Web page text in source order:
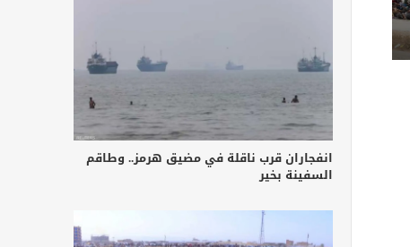
انفجاران قرب ناقلة في مضيق هرمز.. وطاقم
السفينة بخير